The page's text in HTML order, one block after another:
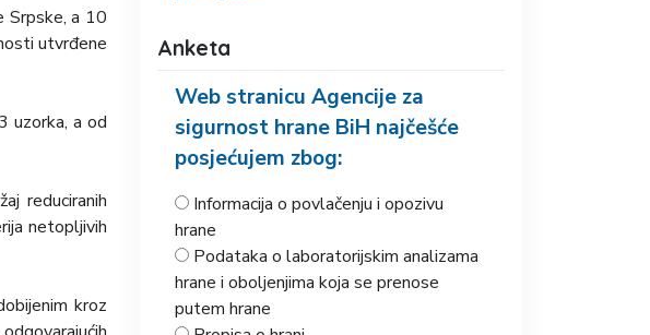
Srpske, a 10
utvrđene
uzorka, a od
reduciranih
netopljivih
kroz
Anketa
Web stranicu Agencije za
sigurnost hrane BiH najčešće
posjećujem zbog:
Informacija o povlačenju i opozivu
hrane
Podataka o laboratorijskim analizama
hrane i oboljenjima koja se prenose
putem hrane